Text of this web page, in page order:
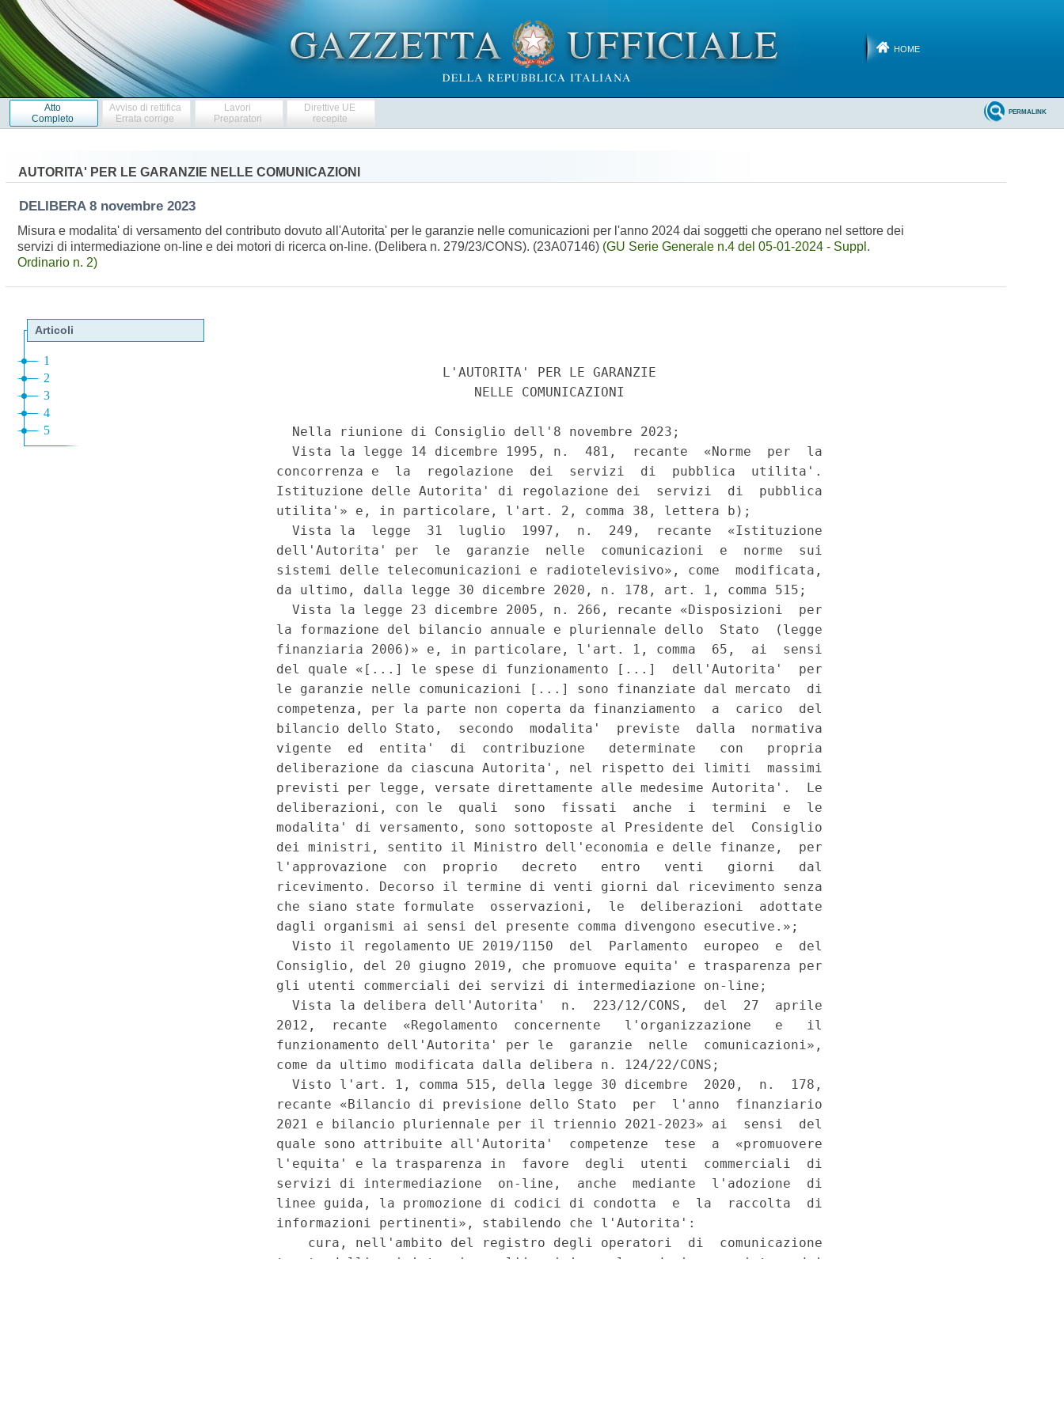
HOME
Atto
Completo
Avviso di rettifica
Errata corrige
Lavori
Preparatori
Direttive UE
recepite
PERMALINK
AUTORITA' PER LE GARANZIE NELLE COMUNICAZIONI
DELIBERA 8 novembre 2023
Misura e modalita' di versamento del contributo dovuto all'Autorita' per le garanzie nelle comunicazioni per l'anno 2024 dai soggetti che operano nel settore dei
servizi di intermediazione on-line e dei motori di ricerca on-line. (Delibera n. 279/23/CONS). (23A07146) (GU Serie Generale n.4 del 05-01-2024 - Suppl.
Ordinario n. 2)